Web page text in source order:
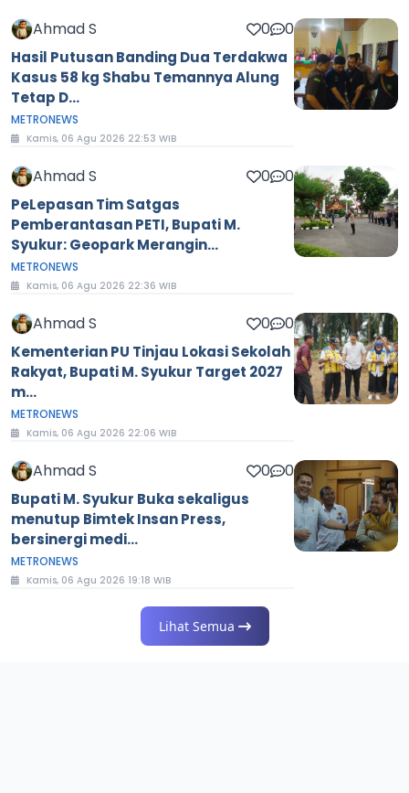
Ahmad S 0 0
Hasil Putusan Banding Dua Terdakwa
Kasus 58 kg Shabu Temannya Alung
Tetap D...
METRONEWS
Kamis, 06 Agu 2026 22:53 WIB
Ahmad S 0 0
PeLepasan Tim Satgas
Pemberantasan PETI, Bupati M.
Syukur: Geopark Merangin...
METRONEWS
Kamis, 06 Agu 2026 22:36 WIB
Ahmad S 0 0
Kementerian PU Tinjau Lokasi Sekolah
Rakyat, Bupati M. Syukur Target 2027
m...
METRONEWS
Kamis, 06 Agu 2026 22:06 WIB
Ahmad S 0 0
Bupati M. Syukur Buka sekaligus
menutup Bimtek Insan Press,
bersinergi medi...
METRONEWS
Kamis, 06 Agu 2026 19:18 WIB
Lihat Semua